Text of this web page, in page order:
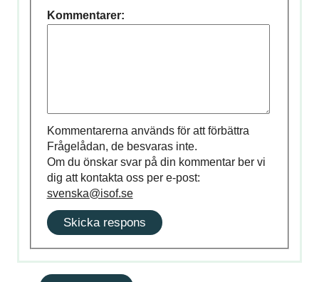
Kommentarer:
Kommentarerna används för att förbättra
Frågelådan, de besvaras inte.
Om du önskar svar på din kommentar ber vi
dig att kontakta oss per e-post:
svenska@isof.se
Skicka respons